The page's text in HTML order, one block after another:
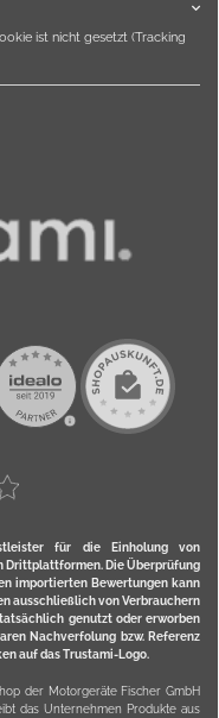
ist nicht gesetzt (Tracking
für die Einholung von
Drittplattformen. Die Überprüfung
importierten Bewertungen kann
ausschließlich von Verbrauchern
genutzt oder erworben
Nachverfolung bzw. Referenz
auf das Trustami-Logo.
der Motorgeräte Fischer GmbH
das Unternehmen Produkte aus